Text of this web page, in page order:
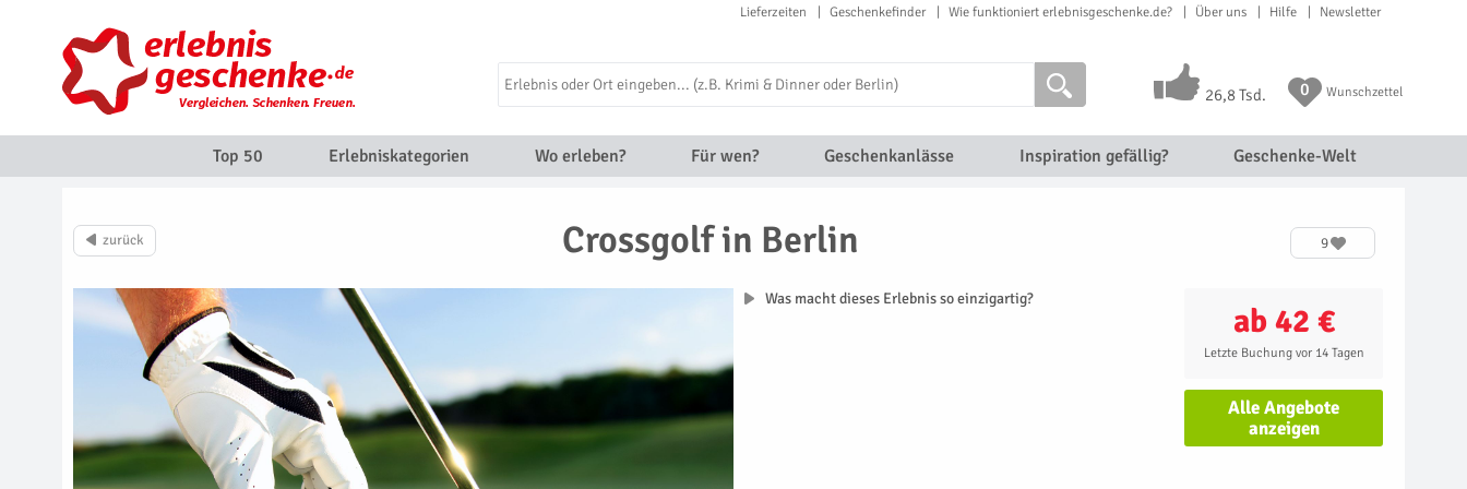
Lieferzeiten Geschenkefinder Wie funktioniert erlebnisgeschenke.de? Über uns Hilfe Newsletter
26,8 Tsd. 0 Wunschzettel
Top 50 Erlebniskategorien Wo erleben? Für wen? Geschenkanlässe Inspiration gefällig? Geschenke-Welt
Crossgolf in Berlin 9
ab 42 €
Letzte Buchung vor 14 Tagen
Alle Angebote
anzeigen
Was macht dieses Erlebnis so einzigartig?